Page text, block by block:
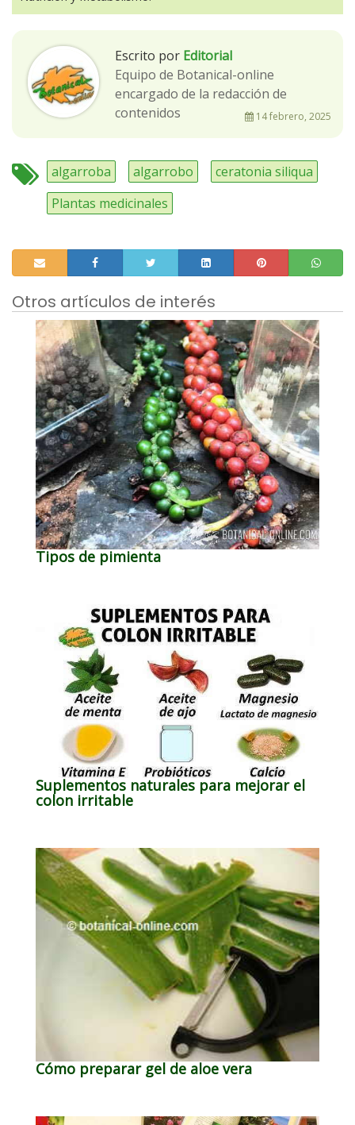
Escrito por Editorial
Equipo de Botanical-online
encargado de la redacción de
contenidos
14 febrero, 2025
algarroba algarrobo
ceratonia siliqua
Plantas medicinales
Otros artículos de interés
Tipos de pimienta
Suplementos naturales para mejorar el
colon irritable
Cómo preparar gel de aloe vera